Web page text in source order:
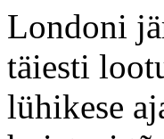
Londoni
täiesti
lühikese